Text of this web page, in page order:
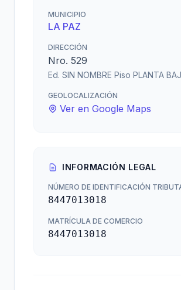
MUNICIPIO
LA PAZ
DIRECCIÓN
Nro. 529
Ed. SIN NOMBRE Piso PLANTA
GEOLOCALIZACIÓN
Ver en Google Maps
INFORMACIÓN LEGAL
NÚMERO DE IDENTIFICACIÓN
8447013018
MATRÍCULA DE COMERCIO
8447013018